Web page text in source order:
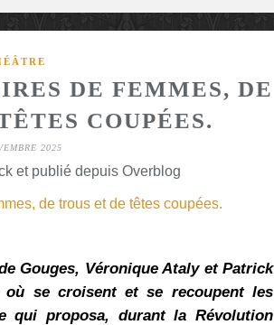
DE FEMMES, DE
COUPÉES.
2025
et publié depuis Overblog
Gouges, Véronique Ataly et Patrick
où se croisent et se recoupent les
qui proposa, durant la Révolution